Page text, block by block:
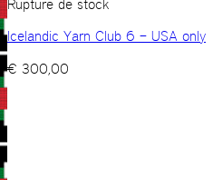
Rupture de stock
Icelandic Yarn Club 6 – USA only
€ 300,00